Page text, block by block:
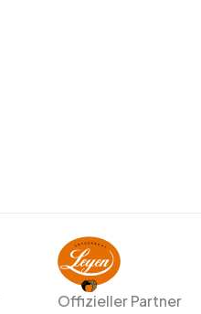
Offizieller Partner